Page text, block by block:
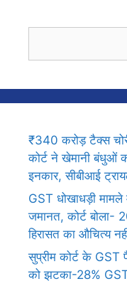
₹340 करोड़ टैक्स
कोर्ट ने खेमानी बंधुओं
इनकार, सीबीआई
GST धोखाधड़ी मामले
जमानत, कोर्ट
हिरासत का औचित्य
सुप्रीम कोर्ट के
को झटका-28% GST